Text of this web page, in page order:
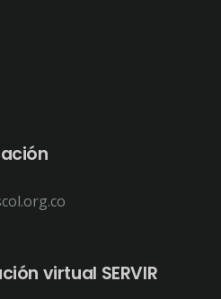
virtual SERVIR